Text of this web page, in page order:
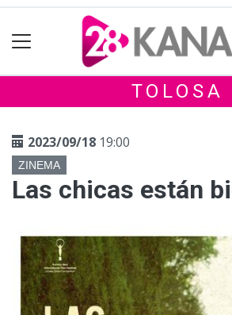
TOLOSA
2023/09/18 19:00
ZINEMA
Las chicas están